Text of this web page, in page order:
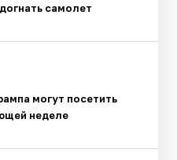
самолет
могут посетить
неделе